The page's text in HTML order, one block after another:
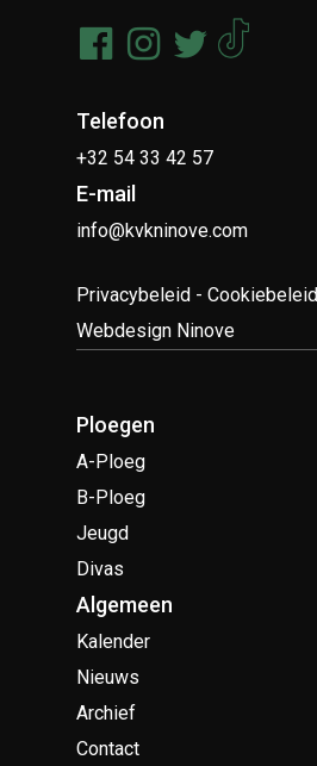
Telefoon
+32 54 33 42 57
E-mail
info@kvkninove.com
Privacybeleid -Cookiebeleid
Webdesign Ninove
Ploegen
A-Ploeg
B-Ploeg
Jeugd
Divas
Algemeen
Kalender
Nieuws
Archief
Contact